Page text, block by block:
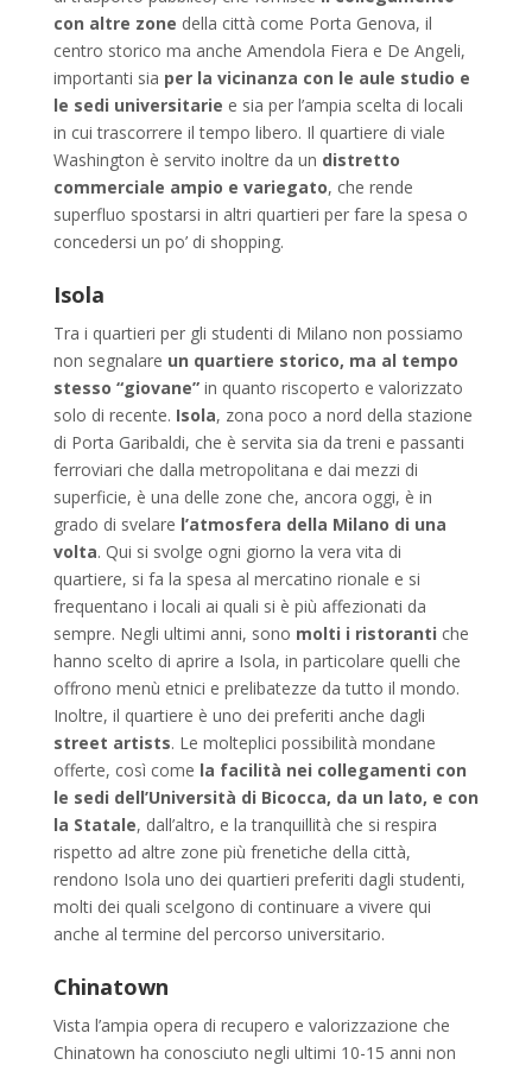
con altre zone della città come Porta Genova, il
centro storico ma anche Amendola Fiera e De Angeli,
importanti sia per la vicinanza con le aule studio e
le sedi universitarie e sia per l’ampia scelta di locali
in cui trascorrere il tempo libero. Il quartiere di viale
Washington è servito inoltre da un distretto
commerciale ampio e variegato, che rende
superfluo spostarsi in altri quartieri per fare la spesa o
concedersi un po’ di shopping.
Isola
Tra i quartieri per gli studenti di Milano non possiamo
non segnalare un quartiere storico, ma al tempo
stesso “giovane”in quanto riscoperto e valorizzato
solo di recente. Isola, zona poco a nord della stazione
di Porta Garibaldi, che è servita sia da treni e passanti
ferroviari che dalla metropolitana e dai mezzi di
superficie, è una delle zone che, ancora oggi, è in
grado di svelare l’atmosfera della Milano di una
volta. Qui si svolge ogni giorno la vera vita di
quartiere, si fa la spesa al mercatino rionale e si
frequentano i locali ai quali si è più affezionati da
sempre. Negli ultimi anni, sono molti i ristoranti che
hanno scelto di aprire a Isola, in particolare quelli che
offrono menù etnici e prelibatezze da tutto il mondo.
Inoltre, il quartiere è uno dei preferiti anche dagli
street artists. Le molteplici possibilità mondane
offerte, così come la facilità nei collegamenti con
le sedi dell’Università di Bicocca, da un lato, e con
la Statale, dall’altro, e la tranquillità che si respira
rispetto ad altre zone più frenetiche della città,
rendono Isola uno dei quartieri preferiti dagli studenti,
molti dei quali scelgono di continuare a vivere qui
anche al termine del percorso universitario.
Chinatown
Vista l’ampia opera di recupero e valorizzazione che
Chinatown ha conosciuto negli ultimi 10-15 anni non